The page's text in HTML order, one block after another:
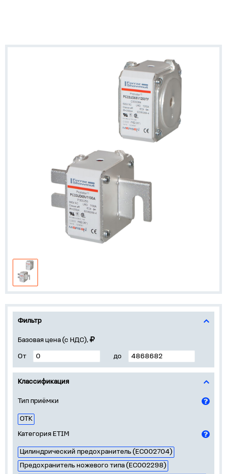
Фильтр
Базовая цена (с НДС),
От до
Классификация
Тип приёмки
ОТК
Категория ETIM
Цилиндрический предохранитель (EC002704)
Предохранитель ножевого типа (EC002298)